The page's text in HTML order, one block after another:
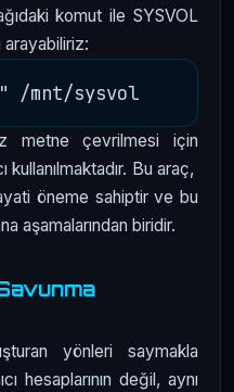
komut ile SYSVOL
arayabiliriz:
metne çevrilmesi için
kullanılmaktadır. Bu araç,
öneme sahiptir ve bu
aşamalarından biridir.
yönleri saymakla
hesaplarının değil, aynı